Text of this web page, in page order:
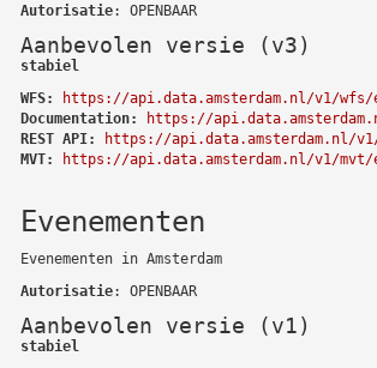
Autorisatie: OPENBAAR
Aanbevolen versie (v3)
stabiel
WFS:
https://api.data.amsterdam.nl/v1/wfs/
Documentation:
https://
REST API:
https://api.data.amsterdam.nl/
MVT:
https://api.data.amsterdam.nl/v1/mvt/
Evenementen
Evenementen in Amsterdam
Autorisatie: OPENBAAR
Aanbevolen versie (v1)
stabiel